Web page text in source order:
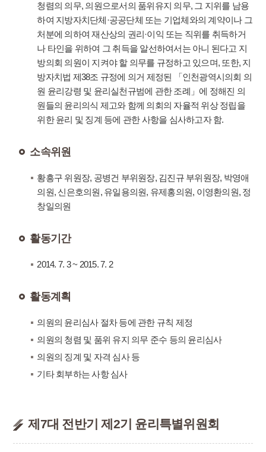
청렴의 의무, 의원으로서의 품위유지 의무, 그 지위를 남용
하여 지방자치단체·공공단체 또는 기업체와의 계약이나 그
처분에 의하여 재산상의 권리·이익 또는 직위를 취득하거
나 타인을 위하여 그 취득을 알선하여서는 아니 된다고 지
방의회 의원이 지켜야 할 의무를 규정하고 있으며, 또한, 지
방자치법 제38조 규정에 의거 제정된 「인천광역시의회 의
원 윤리강령 및 윤리실천규범에 관한 조례」에 정해진 의
원들의 윤리의식 제고와 함께 의회의 자율적 위상 정립을
위한 윤리 및 징계 등에 관한 사항을 심사하고자 함.
소속위원
황흥구 위원장, 공병건 부위원장, 김진규 부위원장, 박영애
의원, 신은호의원, 유일용의원, 유제홍의원, 이영환의원, 정
창일의원
활동기간
2014. 7. 3 ~ 2015. 7. 2
활동계획
의원의 윤리심사 절차 등에 관한 규칙 제정
의원의 청렴 및 품위 유지 의무 준수 등의 윤리심사
의원의 징계 및 자격 심사 등
기타 회부하는 사항 심사
제7대 전반기 제2기 윤리특별위원회